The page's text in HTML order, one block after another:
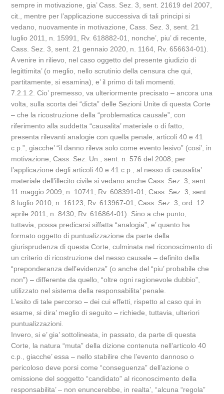
sempre in motivazione, gia’ Cass. Sez. 3, sent. 21619 del 2007,
cit., mentre per l’applicazione successiva di tali principi si
vedano, nuovamente in motivazione, Cass. Sez. 3, sent. 21
luglio 2011, n. 15991, Rv. 618882-01, nonche’, piu’ di recente,
Cass. Sez. 3, sent. 21 gennaio 2020, n. 1164, Rv. 656634-01).
A venire in rilievo, nel caso oggetto del presente giudizio di
legittimita’ (o meglio, nello scrutinio della censura che qui,
partitamente, si esamina), e’ il primo di tali momenti.
7.2.1.2. Cio’ premesso, va ulteriormente precisato – ancora una
volta, sulla scorta dei “dicta” delle Sezioni Unite di questa Corte
– che la ricostruzione della “problematica causale”, con
riferimento alla suddetta “causalita’ materiale o di fatto,
presenta rilevanti analogie con quella penale, articoli 40 e 41
c.p.”, giacche’ “il danno rileva solo come evento lesivo” (cosi’, in
motivazione, Cass. Sez. Un., sent. n. 576 del 2008; per
l’applicazione degli articoli 40 e 41 c.p., al nesso di causalita’
materiale dell’illecito civile si vedano anche Cass. Sez. 3, sent.
11 maggio 2009, n. 10741, Rv. 608391-01; Cass. Sez. 3, sent.
8 luglio 2010, n. 16123, Rv. 613967-01; Cass. Sez. 3, ord. 12
aprile 2011, n. 8430, Rv. 616864-01). Sino a che punto,
tuttavia, possa predicarsi siffatta “analogia”, e’ quanto ha
formato oggetto di puntualizzazione da parte della
giurisprudenza di questa Corte, culminata nel riconoscimento di
un criterio di ricostruzione del nesso causale – definito della
“preponderanza dell’evidenza” (o anche del “piu’ probabile che
non”) – differente da quello, “oltre ogni ragionevole dubbio”,
utilizzato nel sistema della responsabilita’ penale.
L’esito di tale percorso – dei cui effetti, rispetto al caso qui in
esame, si dira’ meglio di seguito – richiede, tuttavia, ulteriori
puntualizzazioni.
Invero, si e’ gia’ sottolineata, in passato, da parte di questa
Corte, la natura “muta” della dizione contenuta nell’articolo 40
c.p., giacche’ essa – nello stabilire che l’evento dannoso o
pericoloso deve porsi come “conseguenza” dell’azione o
omissione del soggetto “candidato” al riconoscimento della
responsabilita’ – non enuncerebbe, in realta’, “alcuna “regola”